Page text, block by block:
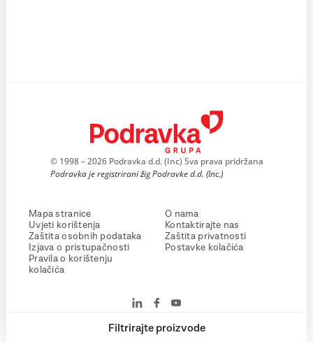
Filtrirajte proizvode
© 1998 – 2026 Podravka d.d. (Inc) Sva prava pridržana
Podravka je registrirani žig Podravke d.d. (Inc.)
Mapa stranice
Uvjeti korištenja
Zaštita osobnih podataka
Izjava o pristupačnosti
Pravila o korištenju
kolačića
O nama
Kontaktirajte nas
Zaštita privatnosti
Postavke kolačića